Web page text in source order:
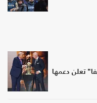
تعلن دعمها